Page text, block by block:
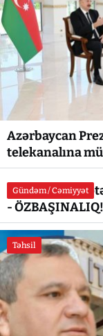
Azərbaycan
telekanalına
Gündəm / Cəmiyyət
Kürdəmirdə
- ÖZBAŞINALIQ!
Təhsil